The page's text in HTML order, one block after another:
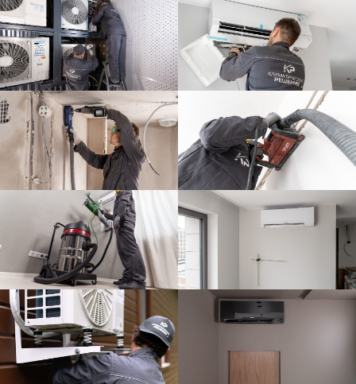
КПП: 325201001
Москва Варшавское шоссе
д.47, к.4, оф. 310
+7 (495) 212-07-78
Согласие на обработку персональных данных
Политика обработки персональных данных
Политика конфиденциальности